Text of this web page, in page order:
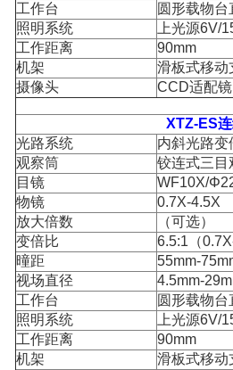
工作台
圆形载物台
照明系统
上光源6V/
工作距离
90mm
机架
滑板式移动
摄像头
CCD适配
XTZ-ES
光路系统
内斜光路
观察筒
铰连式三目
目镜
WF10X/
物镜
0.7X-4.5X
放大倍数
（可选）
变倍比
6.5:1（
曈距
55mm-
视场直径
4.5mm-
工作台
圆形载物台
照明系统
上光源6V/
工作距离
90mm
机架
滑板式移动